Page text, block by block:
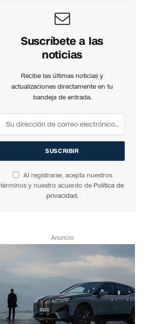
Suscríbete a las
noticias
Recibe las últimas noticias y
actualizaciones directamente en tu
bandeja de entrada.
Al registrarse, acepta nuestros
términos y nuestro acuerdo de Política de
privacidad.
Anuncio